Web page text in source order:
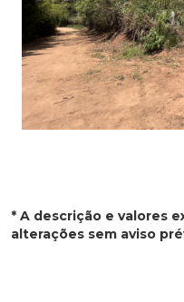
* A descrição e valores
alterações sem aviso